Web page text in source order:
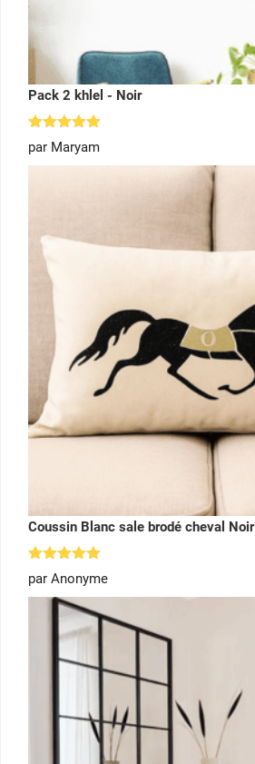
Pack 2 khlel - Noir
Note
sur 5
par Maryam
Coussin Blanc sale brodé cheval Noir
Note
sur 5
par Anonyme